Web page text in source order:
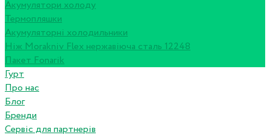
Акумулятори холоду
Термопляшки
Акумуляторні холодильники
Ніж Morakniv Flex нержавіюча сталь 12248
Пакет Fonarik
Гурт
Про нас
Блог
Бренди
Сервіс для партнерів